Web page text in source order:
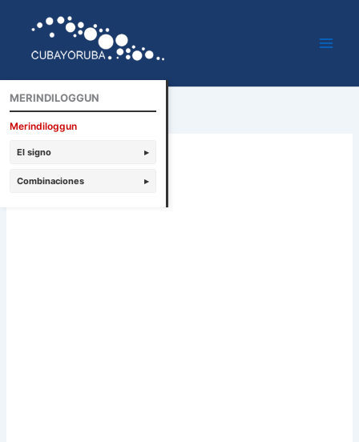
contenido
MERINDILOGGUN
Merindiloggun
El signo ▸
Combinaciones ▸